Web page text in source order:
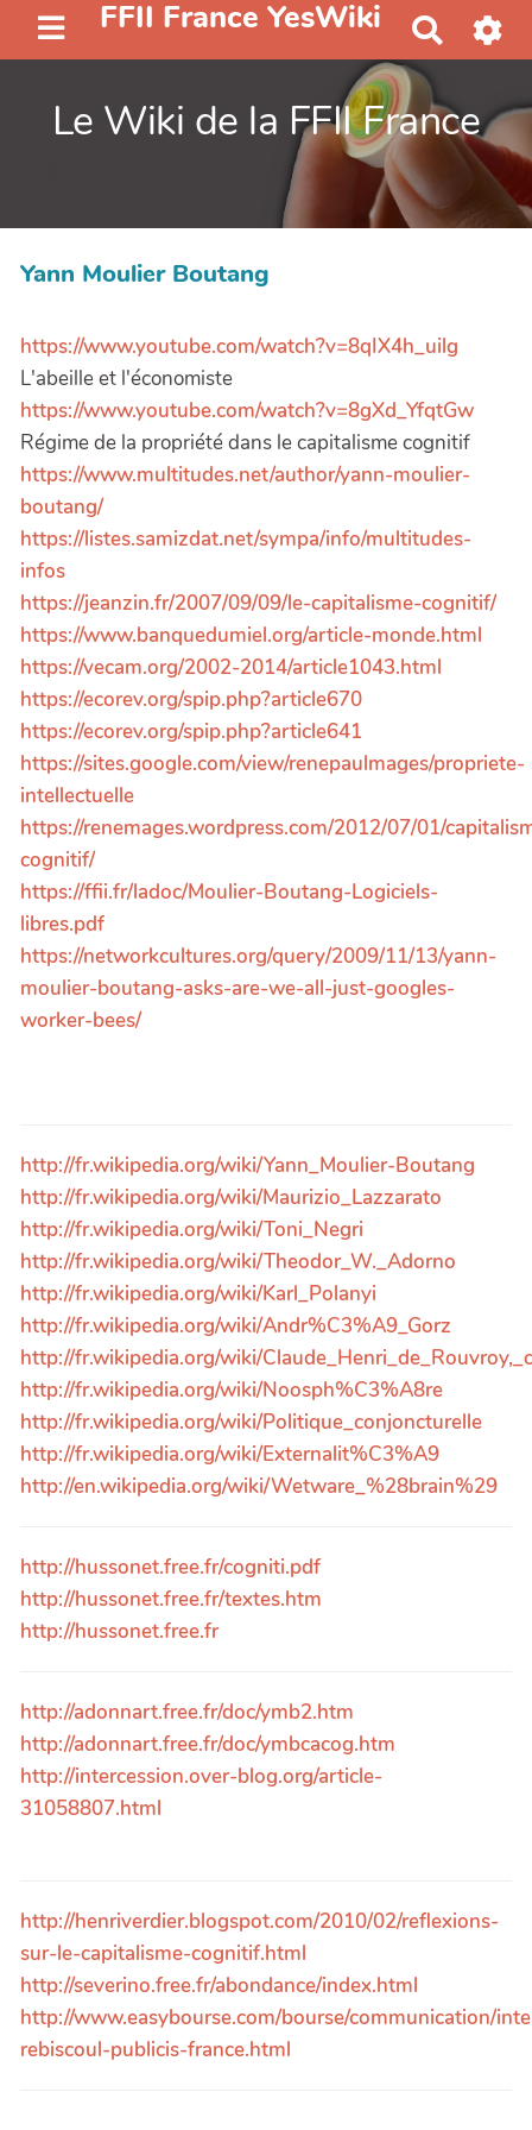
FFII France YesWiki
e
h
e
c
h
Le Wiki de la FFII France
Yann Moulier Boutang
https://www.youtube.com/watch?v=8qIX4h_uilg
L'abeille et l'économiste
https://www.youtube.com/watch?v=8gXd_YfqtGw
Régime de la propriété dans le capitalisme cognitif
https://www.multitudes.net/author/yann-moulier-
boutang/
https://listes.samizdat.net/sympa/info/multitudes-
infos
https://jeanzin.fr/2007/09/09/le-capitalisme-cognitif/
https://www.banquedumiel.org/article-monde.html
https://vecam.org/2002-2014/article1043.html
https://ecorev.org/spip.php?article670
https://ecorev.org/spip.php?article641
https://sites.google.com/view/renepaulmages/propriete-
intellectuelle
https://renemages.wordpress.com/2012/07/01/
cognitif/
https://ffii.fr/ladoc/Moulier-Boutang-Logiciels-
libres.pdf
https://networkcultures.org/query/2009/11/13/yann-
moulier-boutang-asks-are-we-all-just-googles-
worker-bees/
http://fr.wikipedia.org/wiki/Yann_Moulier-Boutang
http://fr.wikipedia.org/wiki/Maurizio_Lazzarato
http://fr.wikipedia.org/wiki/Toni_Negri
http://fr.wikipedia.org/wiki/Theodor_W._Adorno
http://fr.wikipedia.org/wiki/Karl_Polanyi
http://fr.wikipedia.org/wiki/Andr%C3%A9_Gorz
http://fr.wikipedia.org/wiki/
http://fr.wikipedia.org/wiki/Noosph%C3%A8re
http://fr.wikipedia.org/wiki/Politique_conjoncturelle
http://fr.wikipedia.org/wiki/Externalit%C3%A9
http://en.wikipedia.org/wiki/Wetware_%28brain%29
http://hussonet.free.fr/cogniti.pdf
http://hussonet.free.fr/textes.htm
http://hussonet.free.fr
http://adonnart.free.fr/doc/ymb2.htm
http://adonnart.free.fr/doc/ymbcacog.htm
http://intercession.over-blog.org/article-
31058807.html
http://henriverdier.blogspot.com/2010/02/reflexions-
sur-le-capitalisme-cognitif.html
http://severino.free.fr/abondance/index.html
http://www.easybourse.com/bourse/communication/
rebiscoul-publicis-france.html